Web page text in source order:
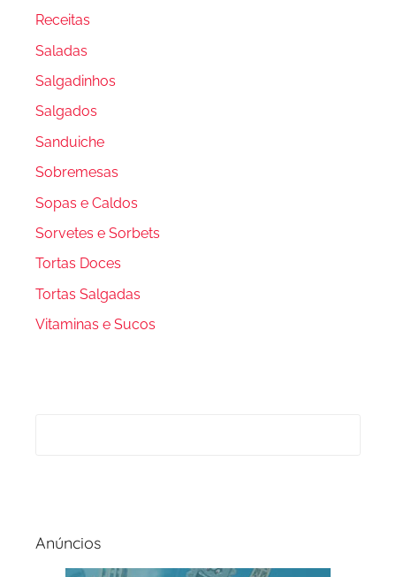
Receitas
Saladas
Salgadinhos
Salgados
Sanduiche
Sobremesas
Sopas e Caldos
Sorvetes e Sorbets
Tortas Doces
Tortas Salgadas
Vitaminas e Sucos
Anúncios